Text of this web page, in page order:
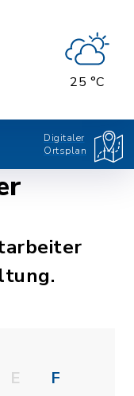
25 °C
Digitaler
Ortsplan
E
F